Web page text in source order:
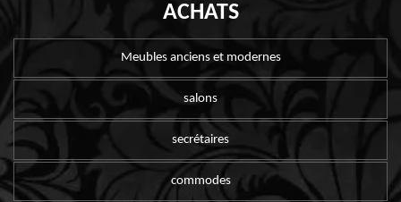
ACHATS
Meubles anciens et modernes
salons
secrétaires
commodes